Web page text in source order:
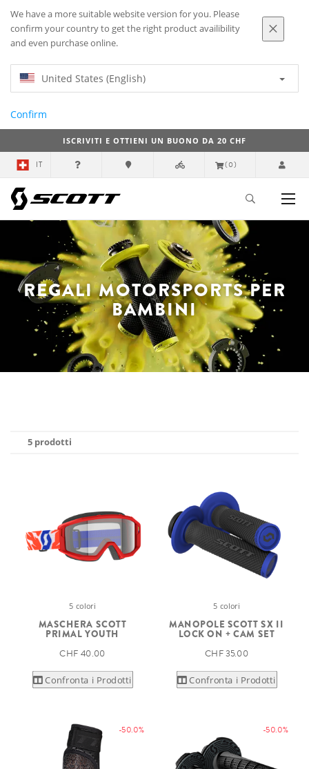
We have a more suitable website version for you. Please
confirm your country to get the right product availibility
and even purchase online.
United States (English)
Confirm
ISCRIVITI E OTTIENI UN BUONO DA 20 CHF
IT (0)
REGALI MOTORSPORTS PER
BAMBINI
5 prodotti
5 colori
MASCHERA SCOTT
PRIMAL YOUTH
CHF 40.00
Confronta i Prodotti
5 colori
MANOPOLE SCOTT SX II
LOCK ON + CAM SET
CHF 35.00
Confronta i Prodotti
-50.0% -50.0%